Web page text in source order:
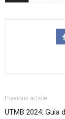
Previous article
UTMB 2024: Guia